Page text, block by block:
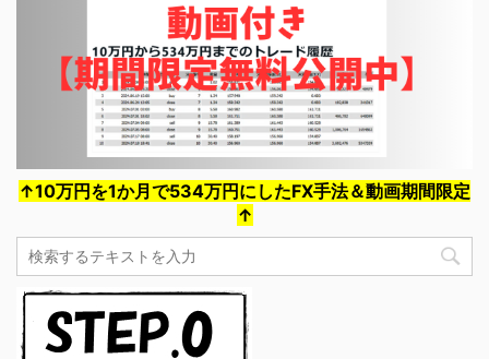
↑10万円を1か月で534万円にしたFX手法＆動画期間限定
↑